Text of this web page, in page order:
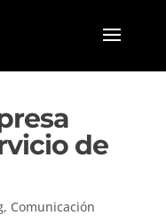
de
, Comunicación